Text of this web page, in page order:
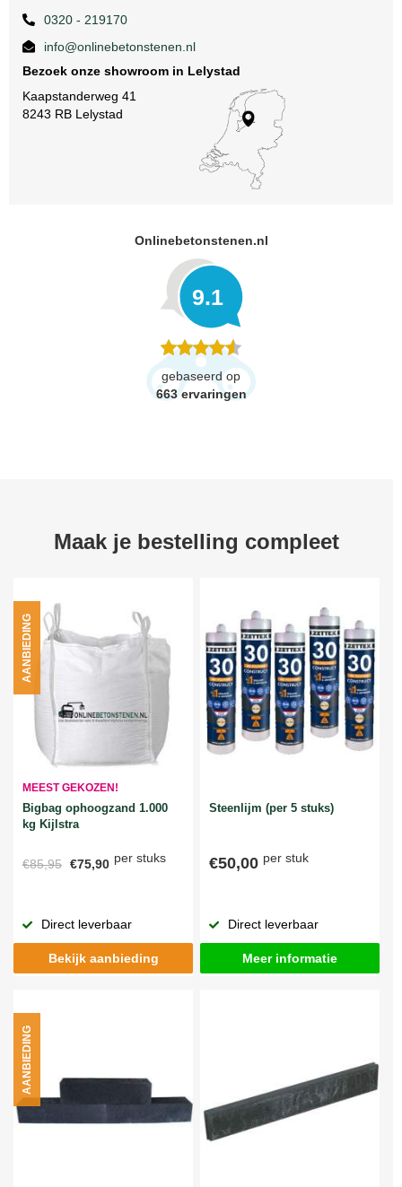
0320 - 219170
info@onlinebetonstenen.nl
Bezoek onze showroom in Lelystad
Kaapstanderweg 41
8243 RB Lelystad
Onlinebetonstenen.nl
9.1
gebaseerd op
663 ervaringen
Maak je bestelling compleet
MEEST GEKOZEN!
Bigbag ophoogzand 1.000
kg Kijlstra
€85,95 €75,90 per stuks
AANBIEDING
Direct leverbaar
Bekijk aanbieding
Steenlijm (per 5 stuks)
€50,00 per stuk
Direct leverbaar
Meer informatie
AANBIEDING